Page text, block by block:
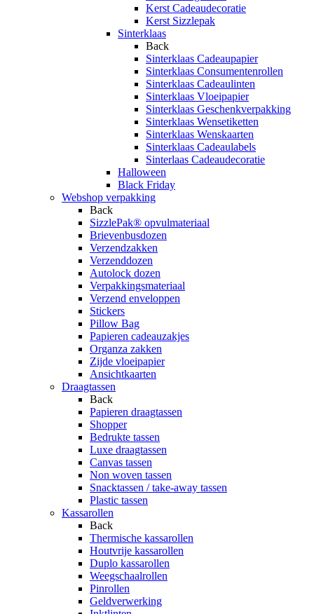
Kerst Cadeaudecoratie
Kerst Sizzlepak
Sinterklaas
Back
Sinterklaas Cadeaupapier
Sinterklaas Consumentenrollen
Sinterklaas Cadeaulinten
Sinterklaas Vloeipapier
Sinterklaas Geschenkverpakking
Sinterklaas Wensetiketten
Sinterklaas Wenskaarten
Sinterklaas Cadeaulabels
Sinterlaas Cadeaudecoratie
Halloween
Black Friday
Webshop verpakking
Back
SizzlePak® opvulmateriaal
Brievenbusdozen
Verzendzakken
Verzenddozen
Autolock dozen
Verpakkingsmateriaal
Verzend enveloppen
Stickers
Pillow Bag
Papieren cadeauzakjes
Organza zakken
Zijde vloeipapier
Ansichtkaarten
Draagtassen
Back
Papieren draagtassen
Shopper
Bedrukte tassen
Luxe draagtassen
Canvas tassen
Non woven tassen
Snacktassen / take-away tassen
Plastic tassen
Kassarollen
Back
Thermische kassarollen
Houtvrije kassarollen
Duplo kassarollen
Weegschaalrollen
Pinrollen
Geldverwerking